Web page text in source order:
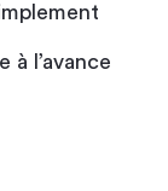
à l’avance